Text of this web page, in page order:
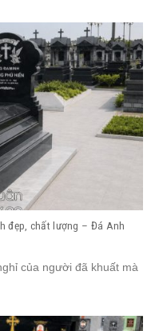
đẹp, chất lượng – Đá Anh
của người đã khuất mà